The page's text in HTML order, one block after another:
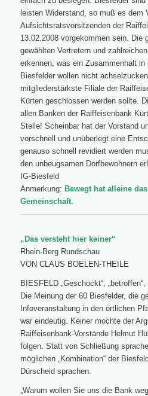
leisten Widerstand, so muß es dem
Aufsichtsratsvorsitzenden der
13.02.2008 vorgekommen sein. Die
gewählten Vertretern und
erkennen, was ein Zusammenhalt
Biesfelder wollen nicht
mitgliederstärkste Filiale der
Kürten geschlossen werden sollte.
allen Banken der Raiffeisenbank
Stelle! Scheinbar hat der Vorstand
vorschnell und unüberlegt eine
genauso schnell revidiert werden
den unbeugsamen Dorfbewohnern
IG-Biesfeld
Anmerkung: Bewegt hat alleine
Gemeinschaft.
„Das versteht hier keiner“
Rhein-Berg Rundschau
VON CLAUS BOELEN-THEILE
BIESFELD „Geschockt“,
Die Meinung der 60 Biesfelder, die
Infoveranstaltung in den örtlichen
war eindeutig. Keiner mochte der
Raiffeisenbank-Vorstände Helmut
folgen. Statt von Schließung
möglichen „Kombination“ der
Dürscheid sprachen.
„Warum wollen Sie uns die Bank